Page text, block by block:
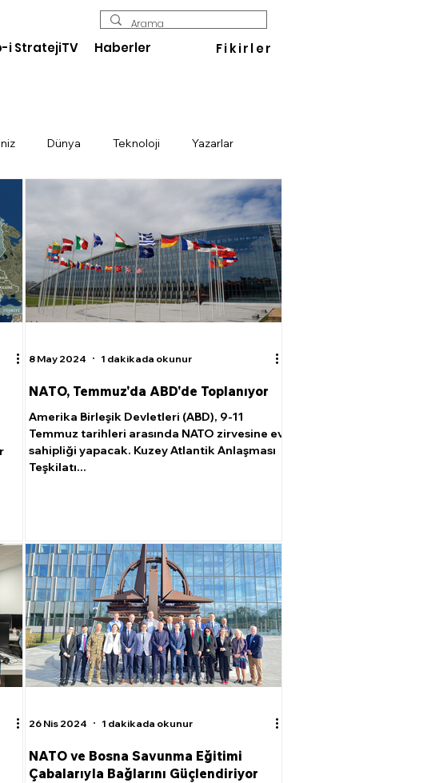
i StratejiTV
Haberler
Fikirler
Dünya Teknoloji Yazarlar
NATO, Temmuz'da ABD'de Toplanıyor
Amerika Birleşik Devletleri (ABD), 9-11
Temmuz tarihleri arasında NATO zirvesine ev
sahipliği yapacak. Kuzey Atlantik Anlaşması
Teşkilatı...
8 May 2024 1 dakikada okunur
NATO ve Bosna Savunma Eğitimi
Çabalarıyla Bağlarını Güçlendiriyor
26 Nis 2024 1 dakikada okunur